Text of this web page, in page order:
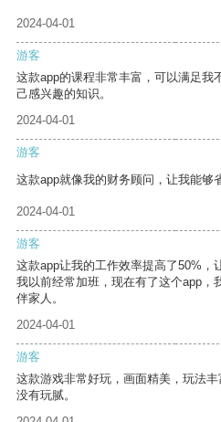
2024-04-01
游客
这款app的课程非常丰富，可以满足我
己感兴趣的知识。
2024-04-01
游客
这款app就像我的财务顾问，让我能够
2024-04-01
游客
这款app让我的工作效率提高了50%，
我以前经常加班，现在有了这个app，
伴家人。
2024-04-01
游客
这款游戏非常好玩，画面精美，玩法
没有玩腻。